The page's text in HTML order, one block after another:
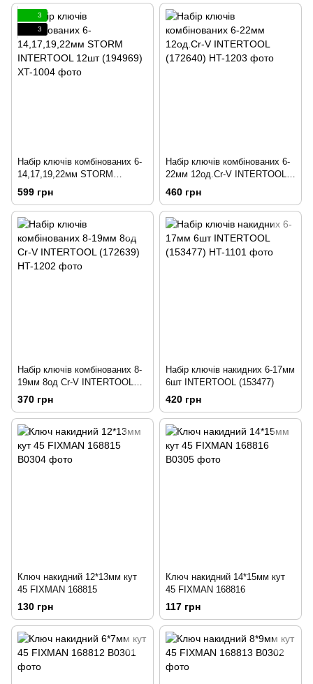
3
3
Набір ключів комбінованих 6-
14,17,19,22мм STORM
INTERTOOL 12шт (194969)
599 грн
Набір ключів комбінованих 6-
22мм 12од.Cr-V INTERTOOL
(172640)
460 грн
Набір ключів комбінованих 8-
19мм 8од Cr-V INTERTOOL
(172639)
370 грн
Набір ключів накидних 6-17мм
6шт INTERTOOL (153477)
420 грн
Ключ накидний 12*13мм кут
45 FIXMAN 168815
130 грн
Ключ накидний 14*15мм кут
45 FIXMAN 168816
117 грн